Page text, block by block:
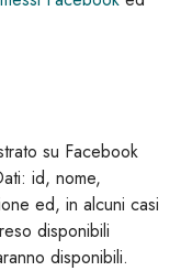
su Facebook
id, nome,
ed, in alcuni casi
disponibili
disponibili.